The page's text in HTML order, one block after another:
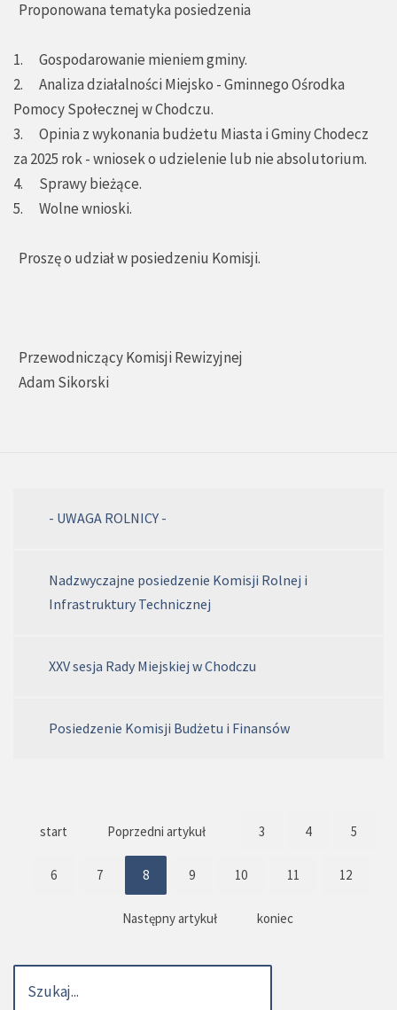
Proponowana tematyka posiedzenia
1. Gospodarowanie mieniem gminy.
2. Analiza działalności Miejsko - Gminnego Ośrodka
Pomocy Społecznej w Chodczu.
3. Opinia z wykonania budżetu Miasta i Gminy Chodecz
za 2025 rok - wniosek o udzielenie lub nie absolutorium.
4. Sprawy bieżące.
5. Wolne wnioski.
Proszę o udział w posiedzeniu Komisji.
Przewodniczący Komisji Rewizyjnej
Adam Sikorski
- UWAGA ROLNICY -
Nadzwyczajne posiedzenie Komisji Rolnej i
Infrastruktury Technicznej
XXV sesja Rady Miejskiej w Chodczu
Posiedzenie Komisji Budżetu i Finansów
start Poprzedni artykuł 3 4 5
6 7 8 9 10 11 12
Następny artykuł koniec